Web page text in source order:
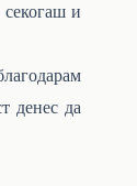
и
денес да